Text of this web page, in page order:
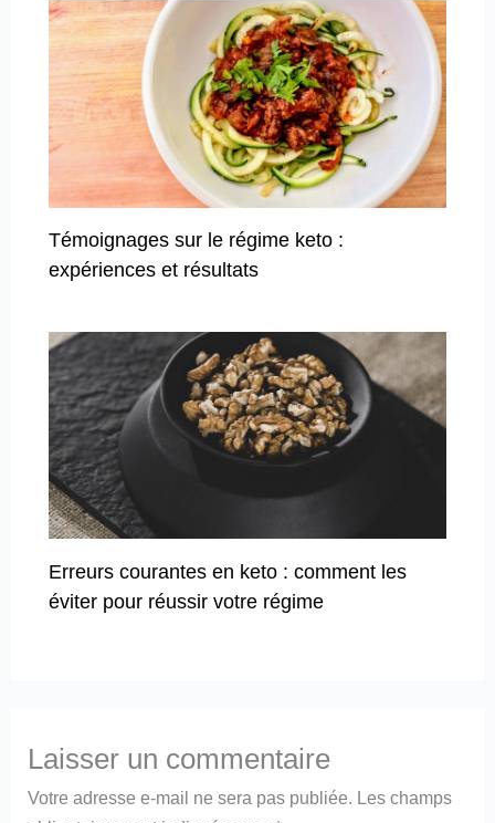
Témoignages sur le régime keto :
expériences et résultats
Erreurs courantes en keto : comment les
éviter pour réussir votre régime
Laisser un commentaire
Votre adresse e-mail ne sera pas publiée. Les champs